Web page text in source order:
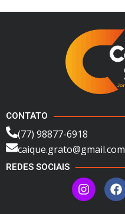
CONTATO
(77) 98877-6918
caique.grato@gmail.com
REDES SOCIAIS